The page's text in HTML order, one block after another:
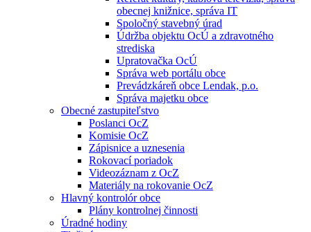
obecnej knižnice, správa IT
Spoločný stavebný úrad
Údržba objektu OcÚ a zdravotného
strediska
Upratovačka OcÚ
Správa web portálu obce
Prevádzkáreň obce Lendak, p.o.
Správa majetku obce
Obecné zastupiteľstvo
Poslanci OcZ
Komisie OcZ
Zápisnice a uznesenia
Rokovací poriadok
Videozáznam z OcZ
Materiály na rokovanie OcZ
Hlavný kontrolór obce
Plány kontrolnej činnosti
Úradné hodiny